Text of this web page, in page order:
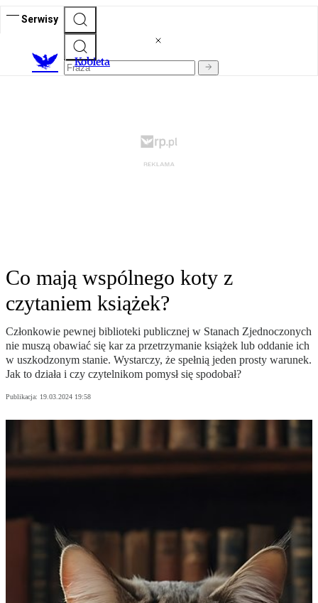
Serwisy
Kobieta
Co mają wspólnego koty z
czytaniem książek?
Członkowie pewnej biblioteki publicznej w Stanach Zjednoczonych
nie muszą obawiać się kar za przetrzymanie książek lub oddanie ich
w uszkodzonym stanie. Wystarczy, że spełnią jeden prosty warunek.
Jak to działa i czy czytelnikom pomysł się spodobał?
Publikacja: 19.03.2024 19:58